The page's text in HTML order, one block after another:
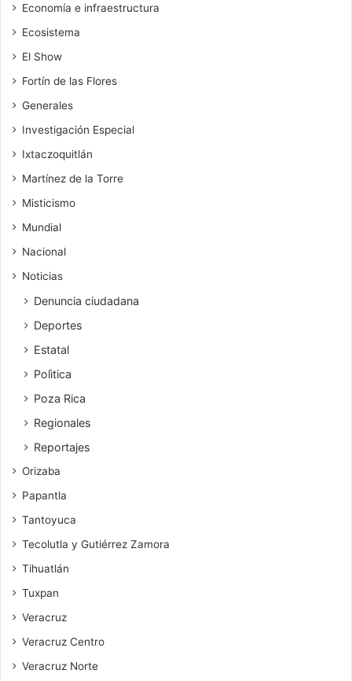
Economía e infraestructura
Ecosistema
El Show
Fortín de las Flores
Generales
Investigación Especial
Ixtaczoquitlán
Martínez de la Torre
Misticismo
Mundial
Nacional
Noticias
Denuncia ciudadana
Deportes
Estatal
Polìtica
Poza Rica
Regionales
Reportajes
Orizaba
Papantla
Tantoyuca
Tecolutla y Gutiérrez Zamora
Tihuatlán
Tuxpan
Veracruz
Veracruz Centro
Veracruz Norte